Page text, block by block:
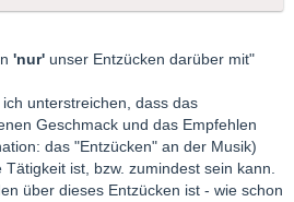
'nur' unser Entzücken darüber mit"
unterstreichen, dass das
Geschmack und das Empfehlen
das "Entzücken" an der Musik)
ist, bzw. zumindest sein kann.
über dieses Entzücken ist - wie schon